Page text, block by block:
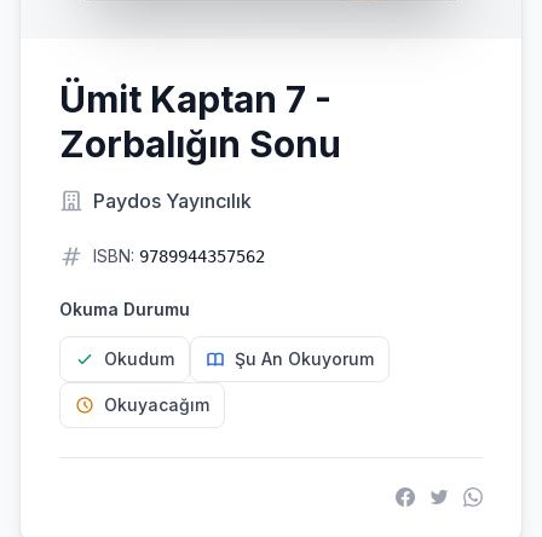
Ümit Kaptan 7 -
Zorbalığın Sonu
Paydos Yayıncılık
ISBN: 9789944357562
Okuma Durumu
Okudum Şu An Okuyorum
Okuyacağım